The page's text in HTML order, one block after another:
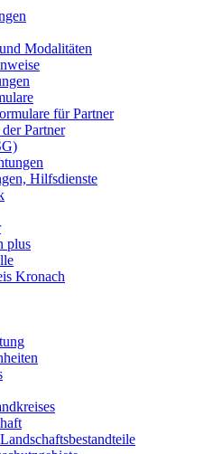
Modalitäten
für Partner
Partner
Hilfsdienste
plus
Kronach